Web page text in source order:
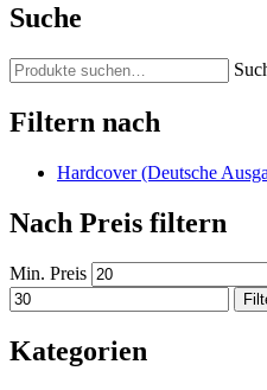
Suche
Filtern nach
Hardcover (Deutsche
Nach Preis filtern
Min. Preis
Kategorien